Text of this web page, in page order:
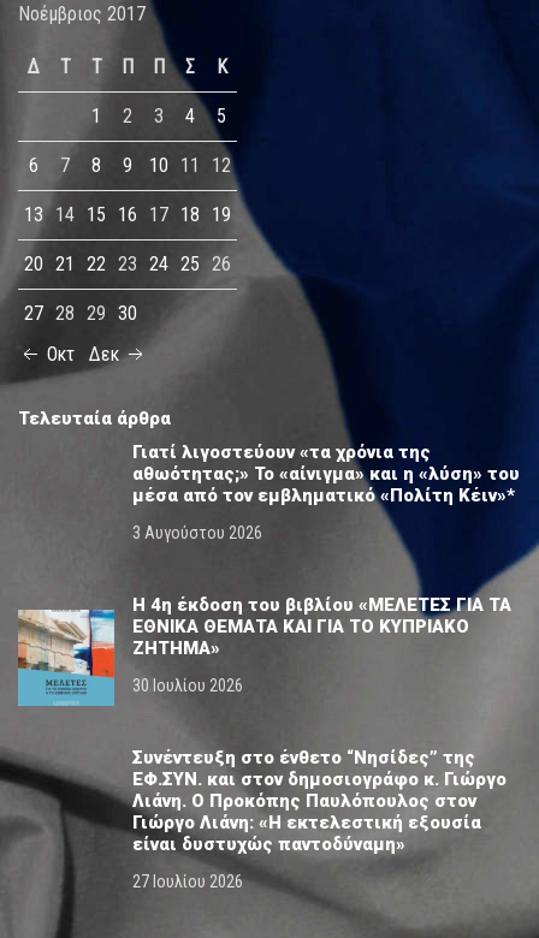
Νοέμβριος 2017
Δ Τ Τ Π Π Σ Κ
1 2 3 4 5
6 7 8 9 10 11 12
13 14 15 16 17 18 19
20 21 22 23 24 25 26
27 28 29 30
Οκτ
Δεκ
Τελευταία άρθρα
Γιατί λιγοστεύουν «τα χρόνια της
αθωότητας;» Το «αίνιγμα» και η «λύση» του
μέσα από τον εμβληματικό «Πολίτη Κέιν»*
3 Αυγούστου 2026
Η 4η έκδοση του βιβλίου «ΜΕΛΕΤΕΣ ΓΙΑ ΤΑ
ΕΘΝΙΚΑ ΘΕΜΑΤΑ ΚΑΙ ΓΙΑ ΤΟ ΚΥΠΡΙΑΚΟ
ΖΗΤΗΜΑ»
30 Ιουλίου 2026
Συνέντευξη στο ένθετο “Νησίδες” της
ΕΦ.ΣΥΝ. και στον δημοσιογράφο κ. Γιώργο
Λιάνη. Ο Προκόπης Παυλόπουλος στον
Γιώργο Λιάνη: «Η εκτελεστική εξουσία
είναι δυστυχώς παντοδύναμη»
27 Ιουλίου 2026